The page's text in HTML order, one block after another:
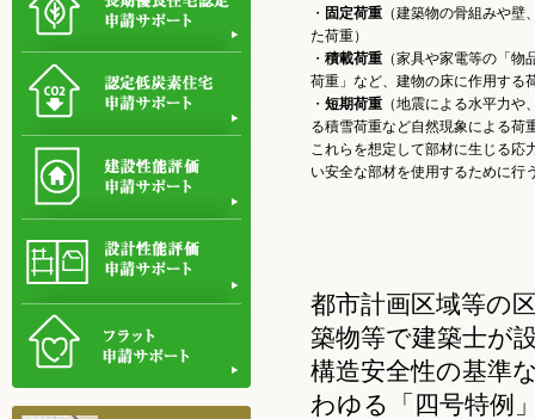
・ 固定荷重 （建築物の骨組みや
た荷重）
・ 積載荷重 （家具や家電等の「
荷重」など、建物の床に作用する
・ 短期荷重 （地震による水平力
る積雪荷重など自然現象による荷
これらを想定して部材に生じる応
い安全な部材を使用するために行
都市計画区域等の
築物等で建築士が
構造安全性の基準
わゆる「四号特例